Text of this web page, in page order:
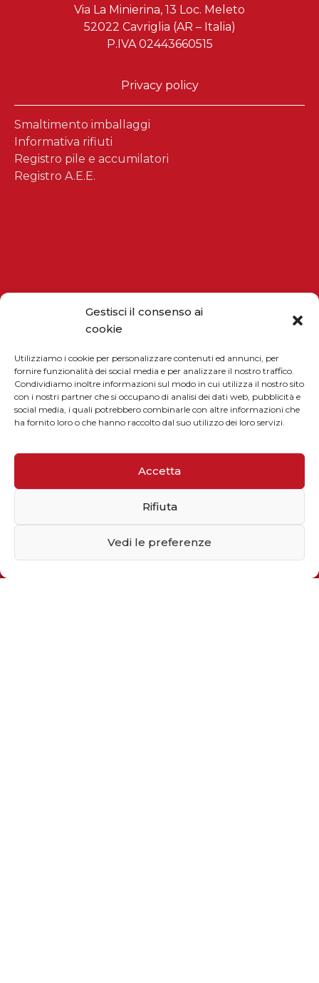
Gestisci il consenso ai
cookie
Utilizziamo i cookie per personalizzare contenuti ed annunci, per
fornire funzionalità dei social media e per analizzare il nostro traffico.
Condividiamo inoltre informazioni sul modo in cui utilizza il nostro sito
con i nostri partner che si occupano di analisi dei dati web, pubblicità e
social media, i quali potrebbero combinarle con altre informazioni che
ha fornito loro o che hanno raccolto dal suo utilizzo dei loro servizi.
Accetta
Rifiuta
Vedi le preferenze
Via La Minierina, 13 Loc. Meleto
52022 Cavriglia (AR – Italia)
P.IVA 02443660515
Privacy policy
Smaltimento imballaggi
Informativa rifiuti
Registro pile e accumilatori
Registro A.E.E.
CONTATTI
Telefono / Fax